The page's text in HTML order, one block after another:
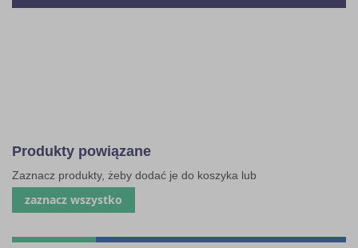
Produkty powiązane
Zaznacz produkty, żeby dodać je do koszyka lub
zaznacz wszystko